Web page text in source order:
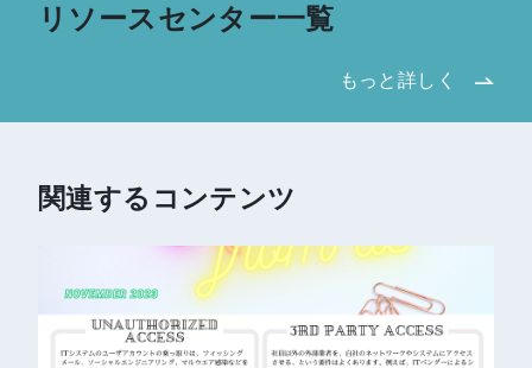
リソースセンター一覧
もっと詳しく
関連するコンテンツ